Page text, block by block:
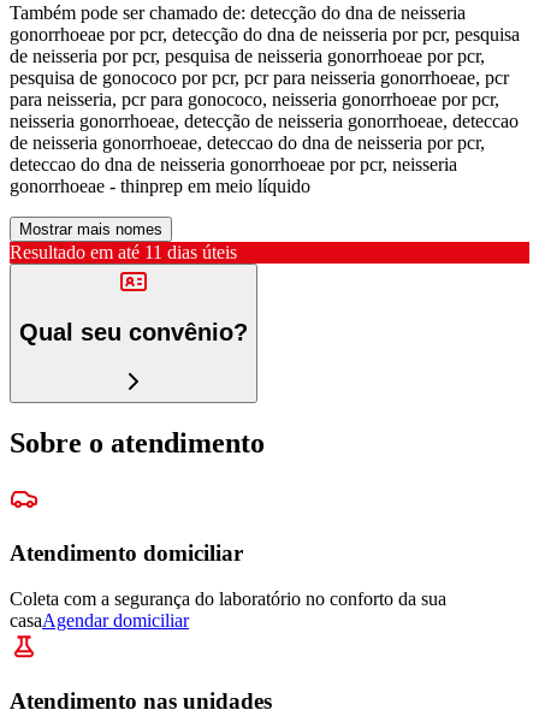
Também pode ser chamado de: detecção do dna de neisseria
gonorrhoeae por pcr, detecção do dna de neisseria por pcr, pesquisa
de neisseria por pcr, pesquisa de neisseria gonorrhoeae por pcr,
pesquisa de gonococo por pcr, pcr para neisseria gonorrhoeae, pcr
para neisseria, pcr para gonococo, neisseria gonorrhoeae por pcr,
neisseria gonorrhoeae, detecção de neisseria gonorrhoeae, deteccao
de neisseria gonorrhoeae, deteccao do dna de neisseria por pcr,
deteccao do dna de neisseria gonorrhoeae por pcr, neisseria
gonorrhoeae - thinprep em meio líquido
Mostrar mais nomes
Resultado em até 11 dias úteis
Qual seu convênio?
Sobre o atendimento
Atendimento domiciliar
Coleta com a segurança do laboratório no conforto da sua
casaAgendar domiciliar
Atendimento nas unidades